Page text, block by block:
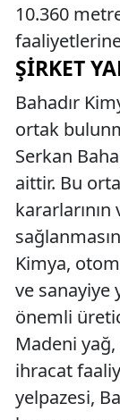
10.360
ŞIRKET
Bahadır
ortak
Serkan
aittir. Bu
Kimya,
ve sanayiye
önemli
Madeni
ihracat
yelpazesi,